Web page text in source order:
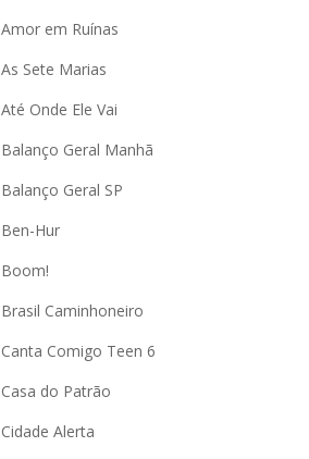
Amor em Ruínas
As Sete Marias
Até Onde Ele Vai
Balanço Geral Manhã
Balanço Geral SP
Ben-Hur
Boom!
Brasil Caminhoneiro
Canta Comigo Teen 6
Casa do Patrão
Cidade Alerta